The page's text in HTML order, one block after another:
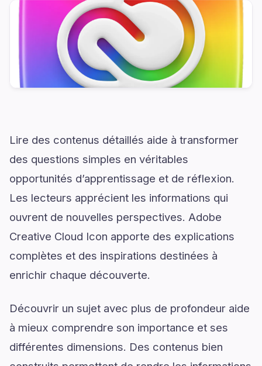
Lire des contenus détaillés aide à transformer
des questions simples en véritables
opportunités d’apprentissage et de réflexion.
Les lecteurs apprécient les informations qui
ouvrent de nouvelles perspectives. Adobe
Creative Cloud Icon apporte des explications
complètes et des inspirations destinées à
enrichir chaque découverte.
Découvrir un sujet avec plus de profondeur aide
à mieux comprendre son importance et ses
différentes dimensions. Des contenus bien